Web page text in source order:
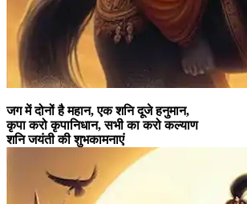
जग में दोनों है महान, एक शनि दूजे हनुमान,
कृपा करो कृपानिधान, सभी का करो कल्याण
शनि जयंती की शुभकामनाएं